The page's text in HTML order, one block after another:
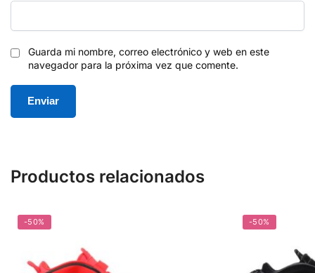
Guarda mi nombre, correo electrónico y web en este
navegador para la próxima vez que comente.
Productos relacionados
-50% -50%